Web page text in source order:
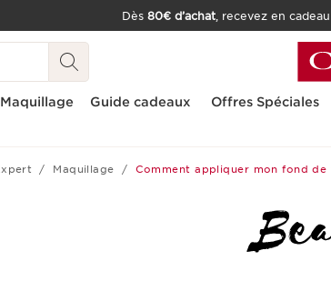
Dès 80€ d’achat, recevez en cadeau
Maquillage Guide cadeaux Offres Spéciales
Maquillage Comment appliquer mon fond de